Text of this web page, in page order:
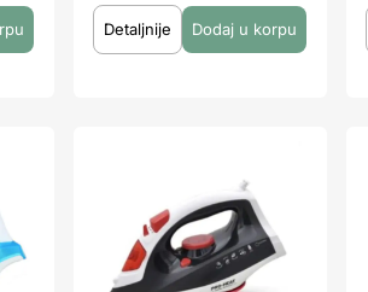
Detaljnije